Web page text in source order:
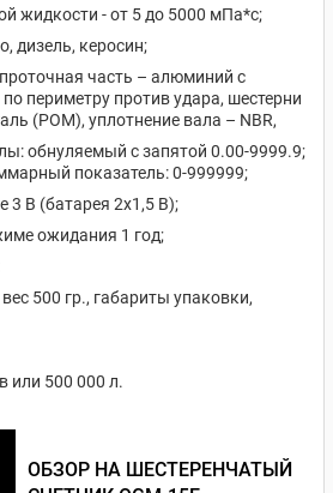
жидкости - от 5 до 5000 мПа*с;
дизель, керосин;
часть – алюминий с
периметру против удара, шестерни
(POM), уплотнение вала – NBR,
обнуляемый с запятой 0.00-9999.9;
показатель: 0-999999;
3 В (батарея 2х1,5 В);
ожидания 1 год;
500 гр., габариты упаковки,
или 500 000 л.
ОБЗОР НА ШЕСТЕРЕНЧАТЫЙ